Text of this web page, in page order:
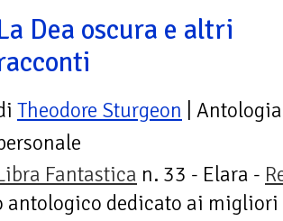
Dea oscura e altri
Theodore Sturgeon | Antologia
Fantastica n. 33 - Elara -
antologico dedicato ai